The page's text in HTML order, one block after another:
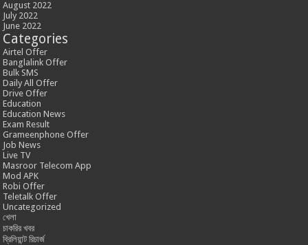
August 2022
July 2022
June 2022
Categories
Airtel Offer
Banglalink Offer
Bulk SMS
Daily All Offer
Drive Offer
Education
Education News
Exam Result
Grameenphone Offer
Job News
Live TV
Masroor Telecom App
Mod APK
Robi Offer
Teletalk Offer
Uncategorized
খেলা
চাকরির খবর
ব্রিলিয়ান্ট রিচার্জ